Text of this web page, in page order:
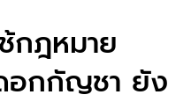
กฎหมาย
อกกัญชา ยัง